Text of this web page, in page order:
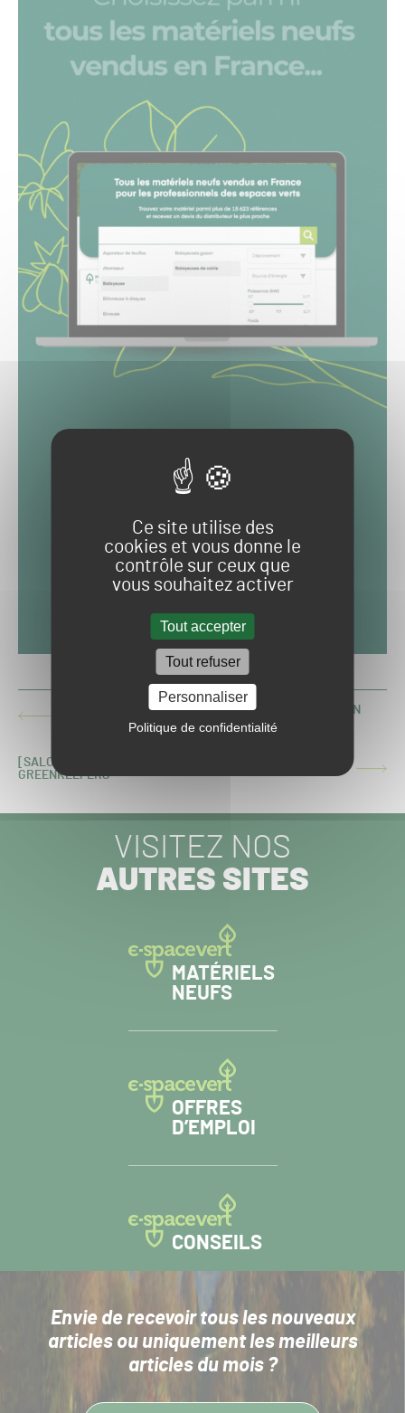
Ce site utilise des
cookies et vous donne le
contrôle sur ceux que
vous souhaitez activer
Tout accepter
Tout refuser
Personnaliser
Politique de confidentialité
ARTICLE
VIDÉO TIME-LAPSE DU NOUVEAU GAZON DU TERRAIN
ARTICLE
[SALONVERT 2020] UN SABLEUR-REGARNISSEUR POUR
GREENKEEPERS
VISITEZ NOS
AUTRES SITES
MATÉRIELS
NEUFS
OFFRES
D’EMPLOI
CONSEILS
Envie de recevoir tous les nouveaux
articlesou uniquement les meilleurs
articles du mois ?